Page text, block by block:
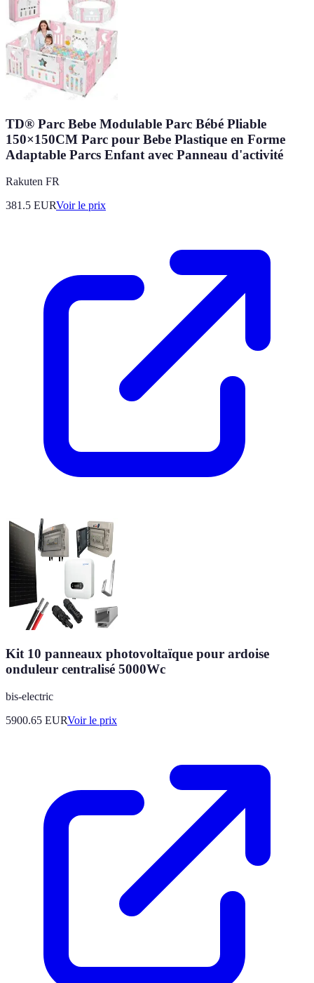
TD® Parc Bebe Modulable Parc Bébé Pliable
150×150CM Parc pour Bebe Plastique en Forme
Adaptable Parcs Enfant avec Panneau d'activité
Rakuten FR
381.5 EURVoir le prix
Kit 10 panneaux photovoltaïque pour ardoise
onduleur centralisé 5000Wc
bis-electric
5900.65 EURVoir le prix